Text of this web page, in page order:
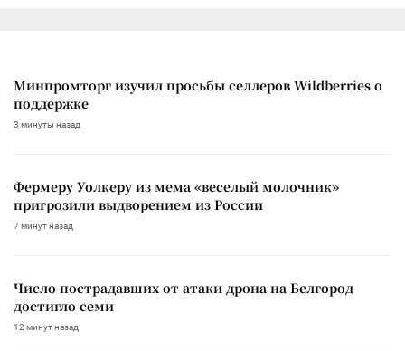
Минпромторг изучил просьбы селлеров Wildberries о
поддержке
3 минуты назад
Фермеру Уолкеру из мема «веселый молочник»
пригрозили выдворением из России
7 минут назад
Число пострадавших от атаки дрона на Белгород
достигло семи
12 минут назад